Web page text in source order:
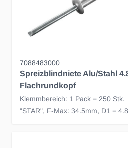
7088483000
Spreizblindniete Alu/Stahl
Flachrundkopf
Klemmbereich: 1 Pack = 250 Stk.
"STAR", F-Max: 34.5mm, D1 =